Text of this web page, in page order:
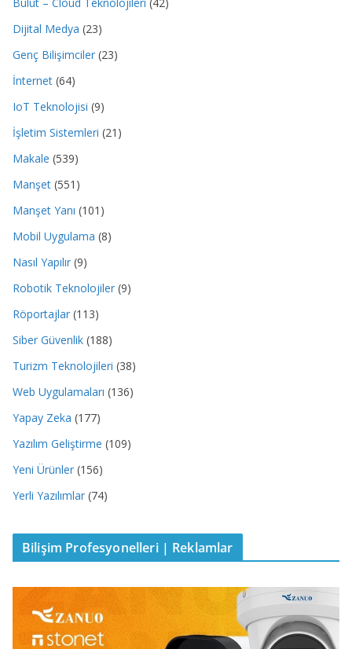
Dijital Medya (23)
Genç Bilişimciler (23)
İnternet (64)
IoT Teknolojisi (9)
İşletim Sistemleri (21)
Makale (539)
Manşet (551)
Manşet Yanı (101)
Mobil Uygulama (8)
Nasıl Yapılır (9)
Robotik Teknolojiler (9)
Röportajlar (113)
Siber Güvenlik (188)
Turizm Teknolojileri (38)
Web Uygulamaları (136)
Yapay Zeka (177)
Yazılım Geliştirme (109)
Yeni Ürünler (156)
Yerli Yazılımlar (74)
Bilişim Profesyonelleri | Reklamlar